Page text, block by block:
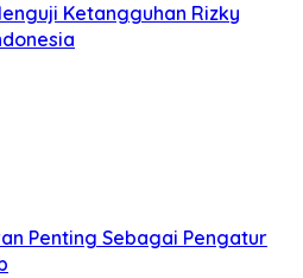
Ketangguhan Rizky
Penting Sebagai Pengatur